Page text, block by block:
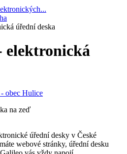
úřední deska
elektronická
na zeď
úřední desky v České
webové stránky, úřední desku